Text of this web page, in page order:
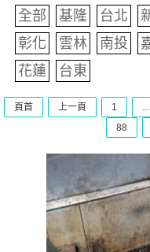
全部 基隆 台北
彰化
雲林 南投
花蓮
台東
頁首 上一頁 1 ...
88